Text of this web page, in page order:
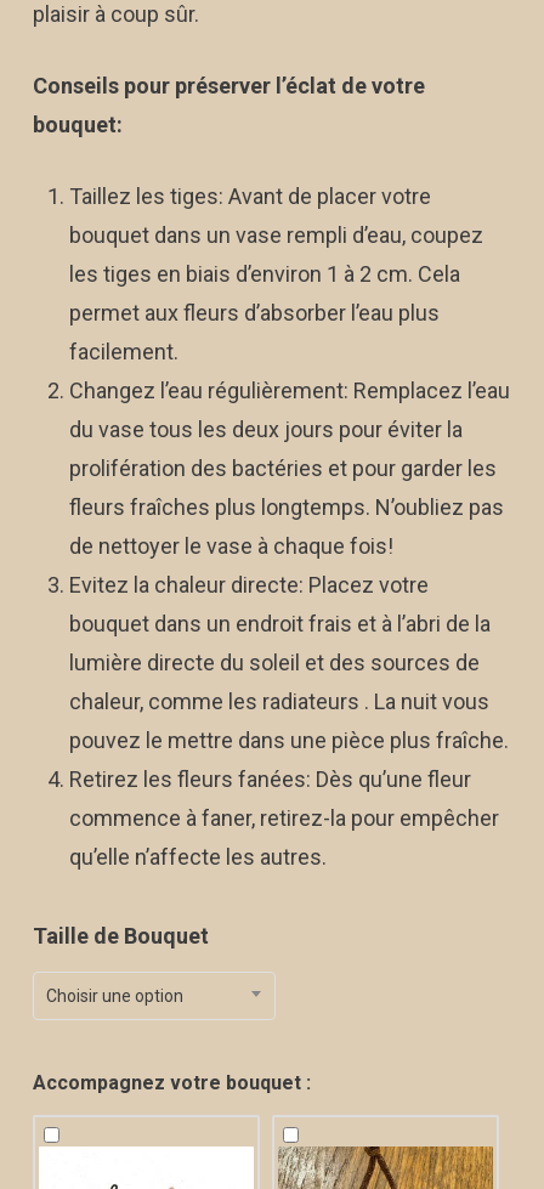
plaisir à coup sûr.
Conseils pour préserver l’éclat de votre
bouquet:
Taillez les tiges: Avant de placer votre
bouquet dans un vase rempli d’eau, coupez
les tiges en biais d’environ 1 à 2 cm. Cela
permet aux fleurs d’absorber l’eau plus
facilement.
Changez l’eau régulièrement: Remplacez l’eau
du vase tous les deux jours pour éviter la
prolifération des bactéries et pour garder les
fleurs fraîches plus longtemps. N’oubliez pas
de nettoyer le vase à chaque fois!
Evitez la chaleur directe: Placez votre
bouquet dans un endroit frais et à l’abri de la
lumière directe du soleil et des sources de
chaleur, comme les radiateurs . La nuit vous
pouvez le mettre dans une pièce plus fraîche.
Retirez les fleurs fanées: Dès qu’une fleur
commence à faner, retirez-la pour empêcher
qu’elle n’affecte les autres.
Taille de Bouquet
Choisir une option
Accompagnez votre bouquet :